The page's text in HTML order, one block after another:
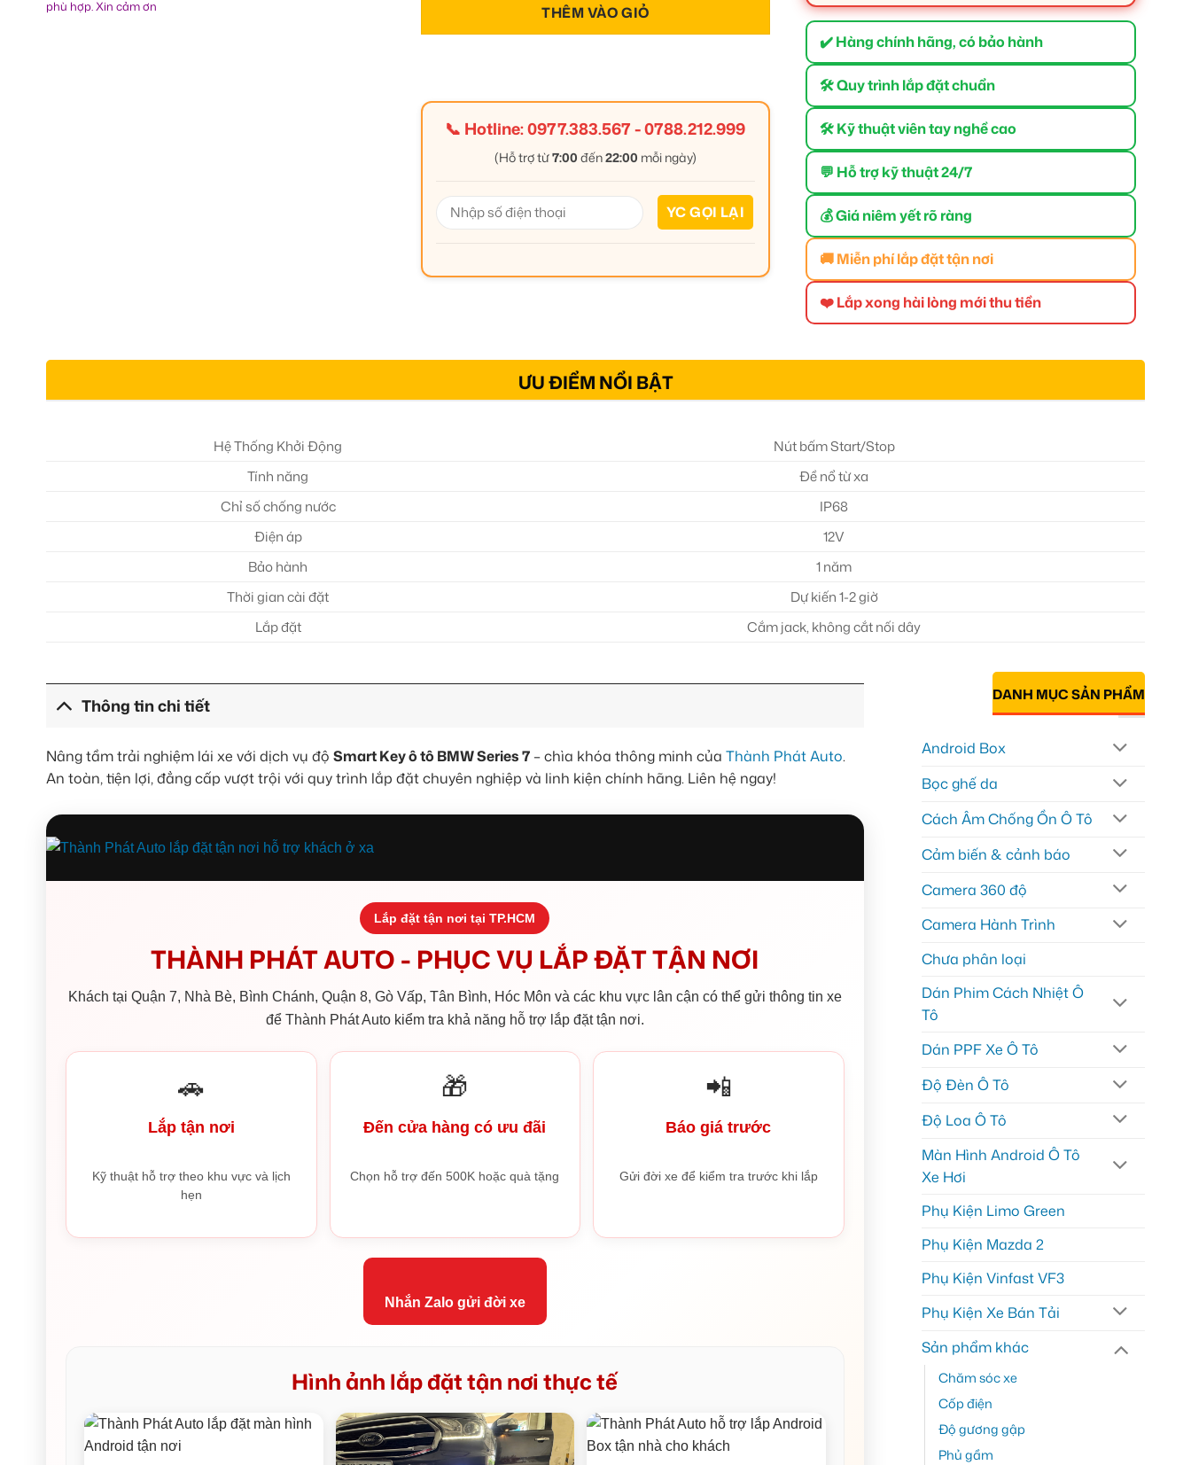
phù hợp. Xin cảm ơn
THÊM VÀO GIỎ
📞 Hotline:0977.383.567-0788.212.999
(Hỗ trợ từ7:00 đến22:00 mỗi ngày)
✔️ Hàng chính hãng, có bảo hành
🛠 Quy trình lắp đặt chuẩn
🛠 Kỹ thuật viên tay nghề cao
💬 Hỗ trợ kỹ thuật 24/7
💰 Giá niêm yết rõ ràng
🚚 Miễn phí lắp đặt tận nơi
❤️ Lắp xong hài lòng mới thu tiền
ƯU ĐIỂM NỔI BẬT
Hệ Thống Khởi Động
Nút bấm Start/Stop
Tính năng
Đề nổ từ xa
Chỉ số chống nước
IP68
Điện áp
12V
Bảo hành
1 năm
Thời gian cài đặt
Dự kiến 1-2 giờ
Lắp đặt
Cắm jack, không cắt nối dây
Thông tin chi tiết
Nâng tầm trải nghiệm lái xe với dịch vụ độ Smart Key ô tô BMW Series 7 – chìa khóa thông minh của Thành Phát Auto.
An toàn, tiện lợi, đẳng cấp vượt trội với quy trình lắp đặt chuyên nghiệp và linh kiện chính hãng. Liên hệ ngay!
Lắp đặt tận nơi tại TP.HCM
THÀNH PHÁT AUTO - PHỤC VỤ LẮP ĐẶT TẬN NƠI
Khách tại Quận 7, Nhà Bè, Bình Chánh, Quận 8, Gò Vấp, Tân Bình, Hóc Môn và các khu vực lân cận có thể gửi thông tin xe
để Thành Phát Auto kiểm tra khả năng hỗ trợ lắp đặt tận nơi.
🚗
Lắp tận nơi
Kỹ thuật hỗ trợ theo khu vực và lịch
hẹn
🎁
Đến cửa hàng có ưu đãi
Chọn hỗ trợ đến 500K hoặc quà tặng
📲
Báo giá trước
Gửi đời xe để kiểm tra trước khi lắp
Nhắn Zalo gửi đời xe
Hình ảnh lắp đặt tận nơi thực tế
DANH MỤC SẢN PHẨM
Android Box
Bọc ghế da
Cách Âm Chống Ồn Ô Tô
Cảm biến & cảnh báo
Camera 360 độ
Camera Hành Trình
Chưa phân loại
Dán Phim Cách Nhiệt Ô
Tô
Dán PPF Xe Ô Tô
Độ Đèn Ô Tô
Độ Loa Ô Tô
Màn Hình Android Ô Tô
Xe Hơi
Phụ Kiện Limo Green
Phụ Kiện Mazda 2
Phụ Kiện Vinfast VF3
Phụ Kiện Xe Bán Tải
Sản phẩm khác
Chăm sóc xe
Cốp điện
Độ gương gập
Phủ gầm